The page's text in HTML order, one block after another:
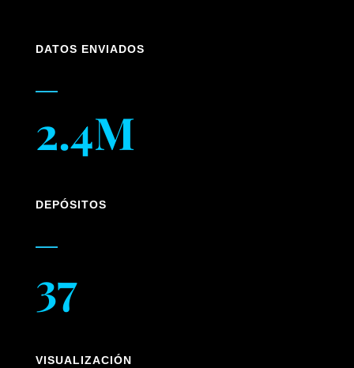
DATOS ENVIADOS
2.4M
DEPÓSITOS
37
VISUALIZACIÓN